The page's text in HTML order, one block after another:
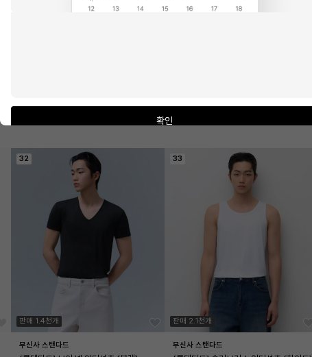
31%40,900원
32
판매 1.4천개
무신사 스탠다드
33
판매 2.1천개
무신사 스탠다드
확인